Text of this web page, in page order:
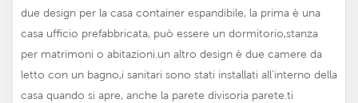
due design per la casa container espandibile, la prima è una
casa ufficio prefabbricata, può essere un dormitorio,stanza
per matrimoni o abitazioni.un altro design è due camere da
letto con un bagno,i sanitari sono stati installati all'interno della
casa quando si apre, anche la parete divisoria parete.ti